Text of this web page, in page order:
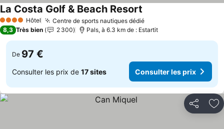
4 Étoiles Hôtel Centre de sports nautiques dédiéConsulter les prix
La Costa Golf & Beach Resort
8,3 Très bien 2 300 Pals, à 6.3 km de : Estartit
De 97 €
Consulter les prix de 17 sites Consulter les prix
Partager